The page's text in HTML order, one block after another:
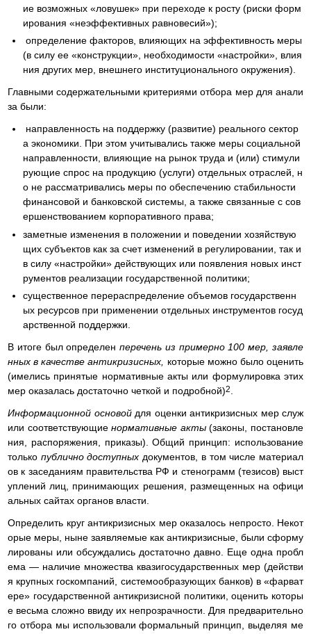
ие возможных «ловушек» при переходе к росту (риски форм
ирования «неэффективных равновесий»);
определение факторов, влияющих на эффективность меры
(в силу ее «конструкции», необходимости «настройки», влия
ния других мер, внешнего институционального окружения).
Главными содержательными критериями отбора мер для анали
за были:
направленность на поддержку (развитие) реального сектор
а экономики. При этом учитывались также меры социальной
направленности, влияющие на рынок труда и (или) стимули
рующие спрос на продукцию (услуги) отдельных отраслей, н
о не рассматривались меры по обеспечению стабильности
финансовой и банковской системы, а также связанные с сов
ершенствованием корпоративного права;
заметные изменения в положении и поведении хозяйствую
щих субъектов как за счет изменений в регулировании, так и
в силу «настройки» действующих или появления новых инст
рументов реализации государственной политики;
существенное перераспределение объемов государственн
ых ресурсов при применении отдельных инструментов госуд
арственной поддержки.
В итоге был определенперечень из примерно 100 мер, заявле
нных в качестве антикризисных, которые можно было оценить
(имелись принятые нормативные акты или формулировка этих
мер оказалась достаточно четкой и подробной)2
Информационной основой для оценки антикризисных мер служ
или соответствующиенормативные акты(законы, постановле
ния, распоряжения, приказы). Общий принцип: использование
только публично доступныхдокументов, в том числе материал
ов к заседаниям правительства РФ и стенограмм (тезисов) выст
уплений лиц, принимающих решения, размещенных на офици
альных сайтах органов власти.
Определить круг антикризисных мер оказалось непросто. Некот
орые меры, ныне заявляемые как антикризисные, были сформу
лированы или обсуждались достаточно давно. Еще одна пробл
ема — наличие множества квазигосударственных мер (действи
я крупных госкомпаний, системообразующих банков) в «фарват
ере» государственной антикризисной политики, оценить которы
е весьма сложно ввиду их непрозрачности. Для предварительно
го отбора мы использовали формальный принцип, выделяя ме